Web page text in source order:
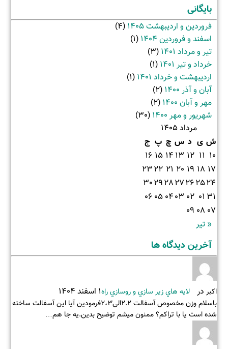
بایگانی
فروردین و اردیبهشت 1405
(4)
اسفند و فروردین 1404
(1)
تیر و مرداد 1401
(3)
خرداد و تیر 1401
(1)
اردیبهشت و خرداد 1401
(1)
آبان و آذر 1400
(2)
مهر و آبان 1400
(2)
شهریور و مهر 1400
(30)
مرداد 1405
ش ی د س چ پ ج
10
11
12
13
14
15
16
17
18
19
20
21
22
23
24
25
26
27
28
29
30
31
01
02
03
04
05
06
07
08
09
« تیر
آخرین دیدگاه ها
اکبر در لايه هاي زير سازي و روسازي راه1 اسفند 1404
باسلام وزن مخصوص آسفالت 2.2الی2،3فرمودین آیا این آسفالت ساخته
شده است یا با تراکم؟ ممنون میشم توضیح بدین.یه جا هم…